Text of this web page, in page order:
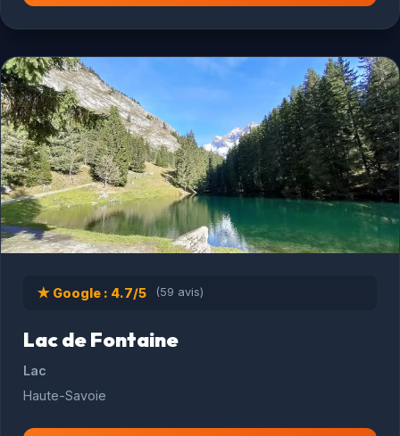
★ Google : 4.7/5 (59 avis)
Lac de Fontaine
Lac
Haute-Savoie